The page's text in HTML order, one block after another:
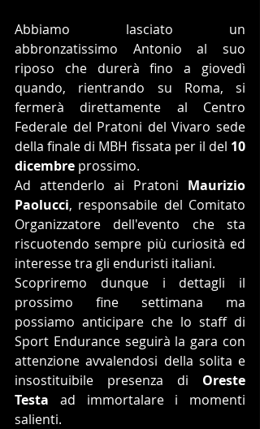
Abbiamo lasciato un
abbronzatissimo Antonio al suo
riposo che durerà fino a giovedì
quando, rientrando su Roma, si
fermerà direttamente al Centro
Federale del Pratoni del Vivaro sede
della finale di MBH fissata per il del 10
dicembre prossimo.
Ad attenderlo ai Pratoni Maurizio
Paolucci, responsabile del Comitato
Organizzatore dell'evento che sta
riscuotendo sempre più curiosità ed
interesse tra gli enduristi italiani.
Scopriremo dunque i dettagli il
prossimo fine settimana ma
possiamo anticipare che lo staff di
Sport Endurance seguirà la gara con
attenzione avvalendosi della solita e
insostituibile presenza di Oreste
Testa ad immortalare i momenti
salienti.